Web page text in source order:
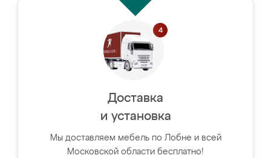
Доставка
и установка
Мы доставляем мебель по Лобне и всей
Московской области бесплатно!